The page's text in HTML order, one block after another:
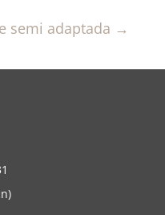
semi adaptada →